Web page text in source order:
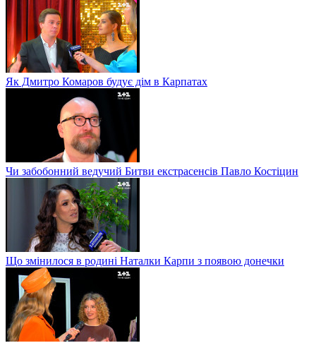
Як Дмитро Комаров будує дім в Карпатах
Чи забобонний ведучий Битви екстрасенсів Павло Костіцин
Що змінилося в родині Наталки Карпи з появою донечки